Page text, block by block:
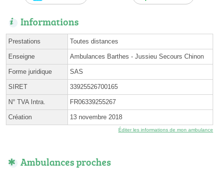
Informations
Prestations Toutes distances
Enseigne Ambulances Barthes - Jussieu Secours Chinon
Forme juridique SAS
SIRET 33925526700165
N° TVA Intra. FR06339255267
Création 13 novembre 2018
Éditer les informations de mon ambulance
Ambulances proches